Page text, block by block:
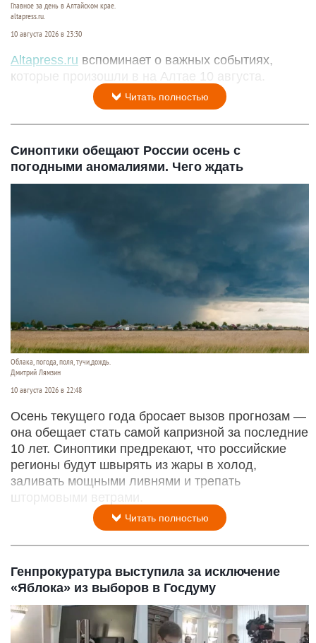
Главное за день в Алтайском крае.
altapress.ru.
10 августа 2026 в 23:30
Altapress.ru вспоминает о важных событиях,
которые произошли в на Алтае 10 августа.
Читать полностью
Синоптики обещают России осень с
погодными аномалиями. Чего ждать
Облака, погода, поля, тучи,дождь.
Дмитрий Лямзин
10 августа 2026 в 22:48
Осень текущего года бросает вызов прогнозам —
она обещает стать самой капризной за последние
10 лет. Синоптики предрекают, что российские
регионы будут швырять из жары в холод,
заливать мощными ливнями и трепать
штормовыми ветрами.
Читать полностью
Генпрокуратура выступила за исключение
«Яблока» из выборов в Госдуму